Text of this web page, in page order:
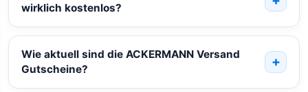
wirklich kostenlos?
Wie aktuell sind die ACKERMANN Versand
Gutscheine?